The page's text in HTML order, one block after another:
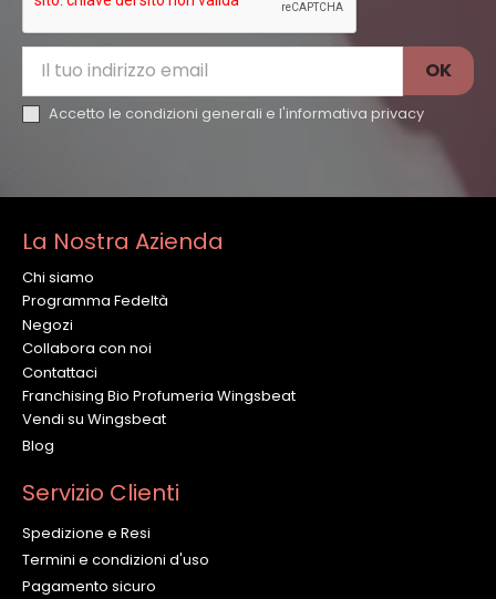
Accetto le condizioni generali e l'informativa privacy
La Nostra Azienda
Chi siamo
Programma Fedeltà
Negozi
Collabora con noi
Contattaci
Franchising Bio Profumeria Wingsbeat
Vendi su Wingsbeat
Blog
Servizio Clienti
Spedizione e Resi
Termini e condizioni d'uso
Pagamento sicuro